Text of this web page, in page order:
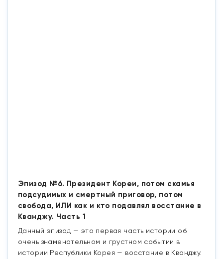
Эпизод №6. Президент Кореи, потом скамья
подсудимых и смертный приговор, потом
свобода, ИЛИ как и кто подавлял восстание в
Кванджу. Часть 1
Данный эпизод — это первая часть истории об
очень знаменательном и грустном событии в
истории Республики Корея — восстание в Кванджу.